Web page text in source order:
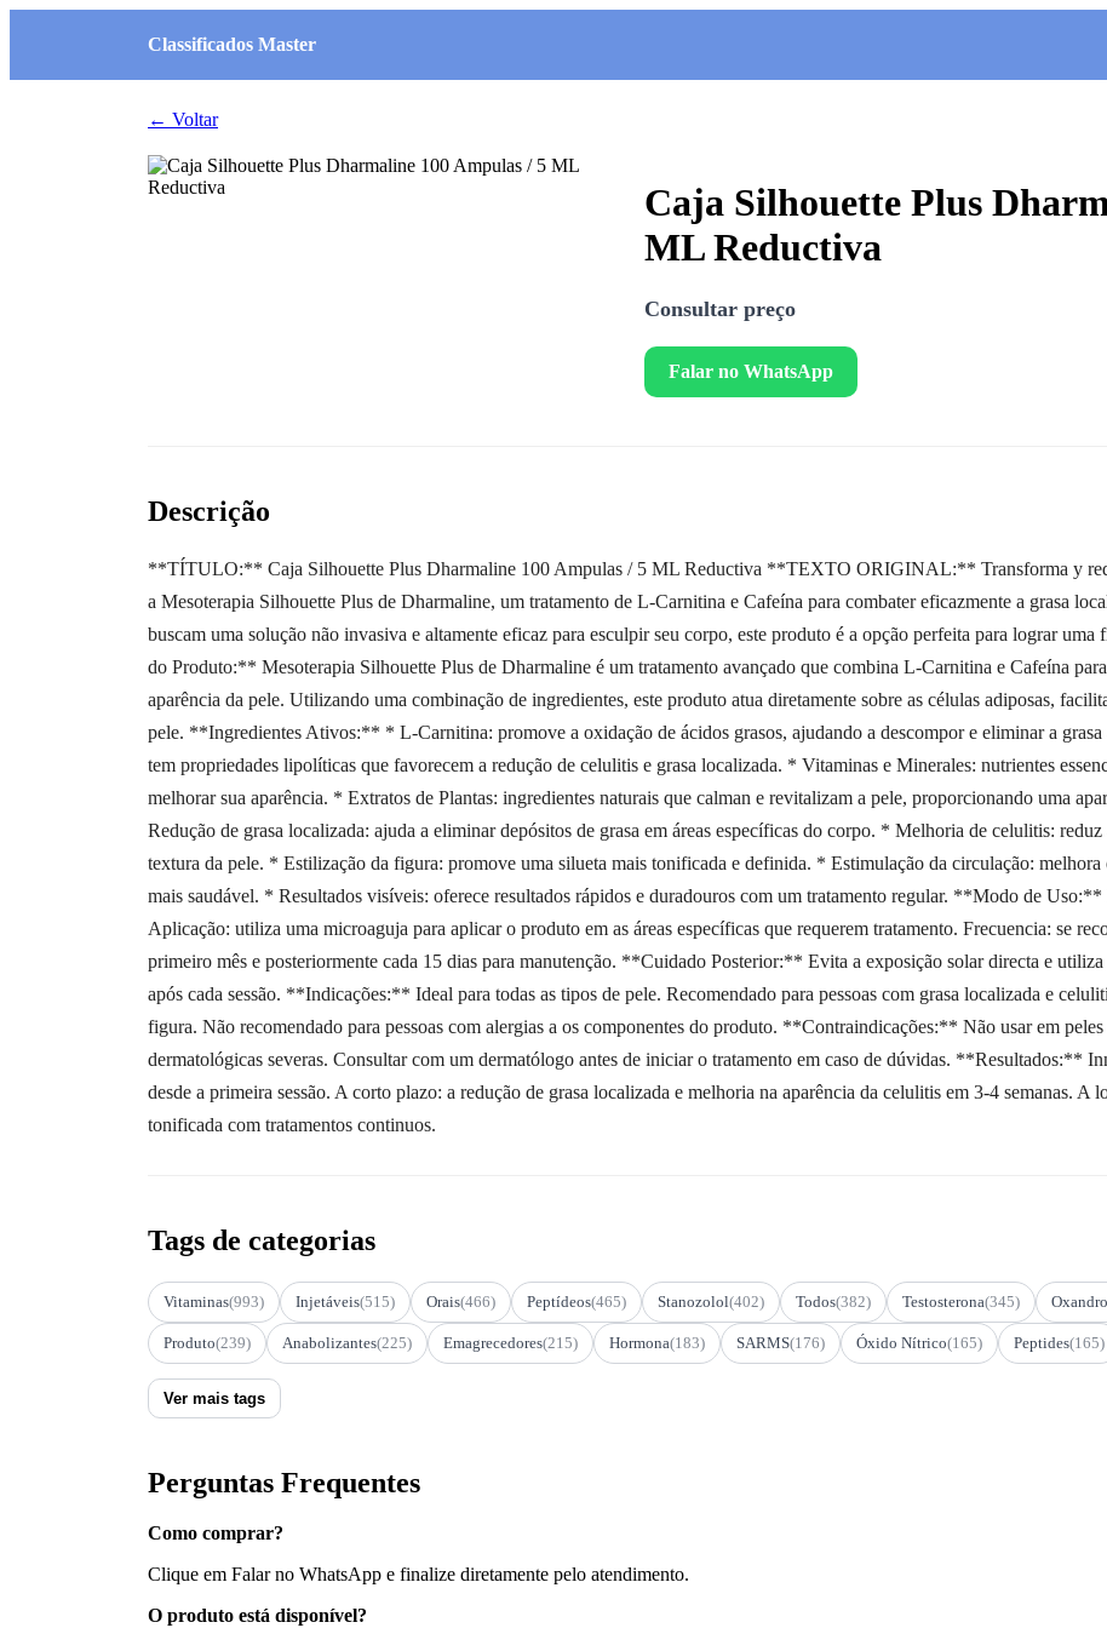
Classificados Master
← Voltar
Caja Silhouette Plus
ML Reductiva
Consultar preço
Falar no WhatsApp
Descrição
**TÍTULO:** Caja Silhouette Plus Dharmaline 100 Ampulas / 5 ML Reductiva **TEXTO ORIGINAL:** Transforma y
a Mesoterapia Silhouette Plus de Dharmaline, um tratamento de L-Carnitina e Cafeína para combater eficazmente a grasa
buscam uma solução não invasiva e altamente eficaz para esculpir seu corpo, este produto é a opção perfeita para lograr
do Produto:** Mesoterapia Silhouette Plus de Dharmaline é um tratamento avançado que combina L-Carnitina e Cafeína
aparência da pele. Utilizando uma combinação de ingredientes, este produto atua diretamente sobre as células adiposas,
pele. **Ingredientes Ativos:** * L-Carnitina: promove a oxidação de ácidos grasos, ajudando a descompor e eliminar a
tem propriedades lipolíticas que favorecem a redução de celulitis e grasa localizada. * Vitaminas e Minerales: nutrientes
melhorar sua aparência. * Extratos de Plantas: ingredientes naturais que calman e revitalizam a pele, proporcionando uma
Redução de grasa localizada: ajuda a eliminar depósitos de grasa em áreas específicas do corpo. * Melhoria de celulitis:
textura da pele. * Estilização da figura: promove uma silueta mais tonificada e definida. * Estimulação da circulação:
mais saudável. * Resultados visíveis: oferece resultados rápidos e duradouros com um tratamento regular. **Modo de Uso:**
Aplicação: utiliza uma microaguja para aplicar o produto em as áreas específicas que requerem tratamento. Frecuencia: se
primeiro mês e posteriormente cada 15 dias para manutenção. **Cuidado Posterior:** Evita a exposição solar directa e
após cada sessão. **Indicações:** Ideal para todas as tipos de pele. Recomendado para pessoas com grasa localizada e
figura. Não recomendado para pessoas com alergias a os componentes do produto. **Contraindicações:** Não usar em
dermatológicas severas. Consultar com um dermatólogo antes de iniciar o tratamento em caso de dúvidas. **Resultados:**
desde a primeira sessão. A corto plazo: a redução de grasa localizada e melhoria na aparência da celulitis em 3-4 semanas. A
tonificada com tratamentos continuos.
Tags de categorias
Vitaminas(993) Injetáveis(515) Orais(466) Peptídeos(465) Stanozolol(402) Todos(382) Testosterona(345)
Produto(239) Anabolizantes(225) Emagrecedores(215) Hormona(183) SARMS(176) Óxido Nítrico(165) Peptides(165)
Ver mais tags
Perguntas Frequentes
Como comprar?
Clique em Falar no WhatsApp e finalize diretamente pelo atendimento.
O produto está disponível?